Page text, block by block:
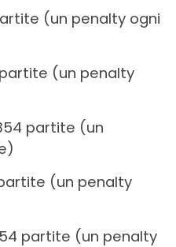
(un penalty ogni
(un penalty
partite (un
(un penalty
partite (un penalty